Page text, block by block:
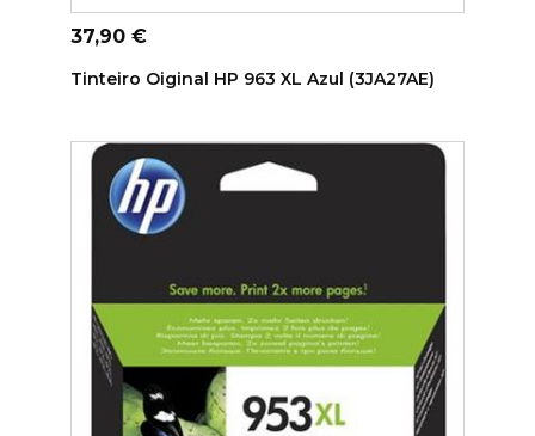
ADICIONAR AO CARRINHO
Preço
37,90 €
Tinteiro Oiginal HP 963 XL Azul (3JA27AE)